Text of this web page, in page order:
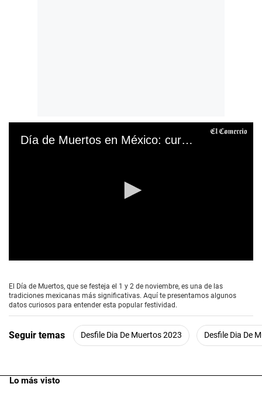
Día de Muertos en México: curiosidades que debes saber de esta popular tradición
e
c
o
s
o
e
c
El Día de Muertos, que se festeja el 1 y 2 de noviembre, es una de las
tradiciones mexicanas más significativas. Aquí te presentamos algunos
datos curiosos para entender esta popular festividad.
Seguir temas Desfile Dia De Muertos 2023 Desfile Dia De
Lo más visto